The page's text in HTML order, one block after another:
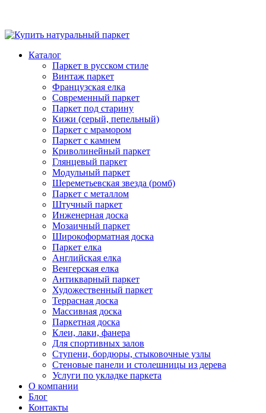
Каталог
Паркет в русском стиле
Винтаж паркет
Французская елка
Современный паркет
Паркет под старину
Кижи (серый, пепельный)
Паркет с мрамором
Паркет с камнем
Криволинейный паркет
Глянцевый паркет
Модульный паркет
Шереметьевская звезда (ромб)
Паркет с металлом
Штучный паркет
Инженерная доска
Мозаичный паркет
Широкоформатная доска
Паркет елка
Английская елка
Венгерская елка
Антикварный паркет
Художественный паркет
Террасная доска
Массивная доска
Паркетная доска
Клеи, лаки, фанера
Для спортивных залов
Ступени, бордюры, стыковочные узлы
Стеновые панели и столешницы из дерева
Услуги по укладке паркета
О компании
Блог
Контакты